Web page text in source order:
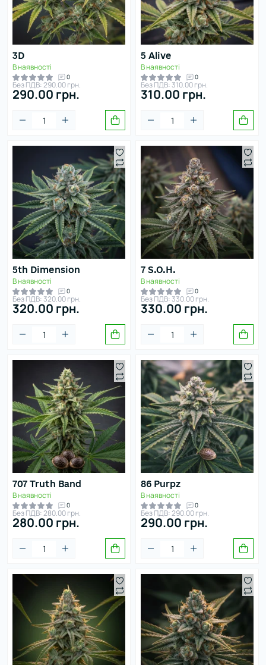
3D
В наявності
0
Без ПДВ: 290.00 грн.
290.00 грн.
5 Alive
В наявності
0
Без ПДВ: 310.00 грн.
310.00 грн.
5th Dimension
В наявності
0
Без ПДВ: 320.00 грн.
320.00 грн.
7 S.O.H.
В наявності
0
Без ПДВ: 330.00 грн.
330.00 грн.
707 Truth Band
В наявності
0
Без ПДВ: 280.00 грн.
280.00 грн.
86 Purpz
В наявності
0
Без ПДВ: 290.00 грн.
290.00 грн.
Шоколадний
Ягідний
фільтри